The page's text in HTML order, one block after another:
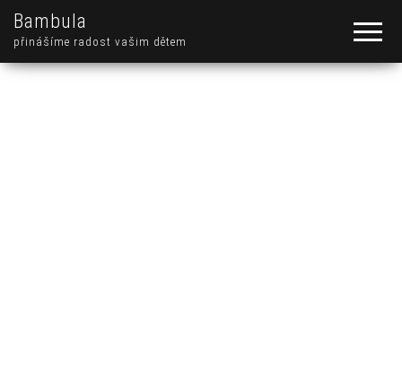
Bambula
přinášíme radost vašim dětem